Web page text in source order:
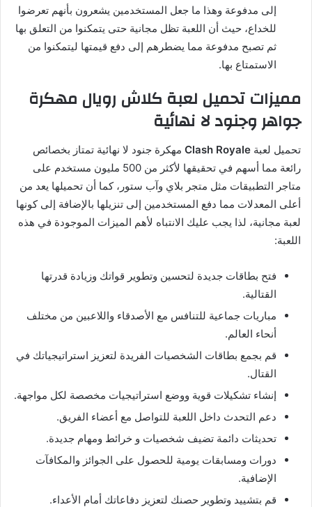
إلى مدفوعة وهذا ما جعل المستخدمين يشعرون بأنهم تعرضوا
للخداع، حيث أن اللعبة تظل مجانية حتى يتمكنوا من التعلق بها
ثم تصبح مدفوعة مما يضطرهم إلى دفع قيمتها ليتمكنوا من
الاستمتاع بها.
مميزات تحميل لعبة كلاش رويال مهكرة
جواهر وجنود لا نهائية
تحميل لعبة Clash Royale مهكرة جنود لا نهائية تمتاز بخصائص
رائعة مما أسهم في تحقيقها لأكثر من 500 مليون مستخدم على
متاجر التطبيقات مثل متجر بلاي وآب ستور، كما أن تحميلها يعد من
أعلى المعدلات مما دفع المستخدمين إلى تنزيلها بالإضافة إلى كونها
لعبة مجانية، لذا يجب عليك الانتباه لأهم الميزات الموجودة في هذه
اللعبة:
فتح بطاقات جديدة لتحسين وتطوير قواتك وزيادة قدرتها
القتالية.
مباريات جماعية للتنافس مع الأصدقاء واللاعبين من مختلف
أنحاء العالم.
قم بجمع بطاقات الشخصيات الفريدة لتعزيز استراتيجياتك في
القتال.
إنشاء تشكيلات قوية ووضع استراتيجيات مخصصة لكل مواجهة.
دعم التحدث داخل اللعبة للتواصل مع أعضاء الفريق.
تحديثات دائمة تضيف شخصيات و خرائط ومهام جديدة.
دورات ومسابقات يومية للحصول على الجوائز والمكافآت
الإضافية.
قم بتشييد وتطوير حصنك لتعزيز دفاعاتك أمام الأعداء.